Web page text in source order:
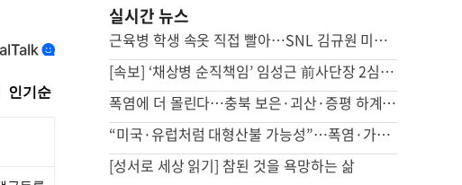
실시간 뉴스
근육병 학생 속옷 직접 빨아…SNL 김규원 미담 화제
[속보] ‘채상병 순직책임’ 임성근 前사단장 2심도 징역 3년
폭염에 더 몰린다…충북 보은·괴산·증평 하계훈련 선수단 북적
“미국·유럽처럼 대형산불 가능성”…폭염·가뭄에 산불까지 비상
[성서로 세상 읽기] 참된 것을 욕망하는 삶